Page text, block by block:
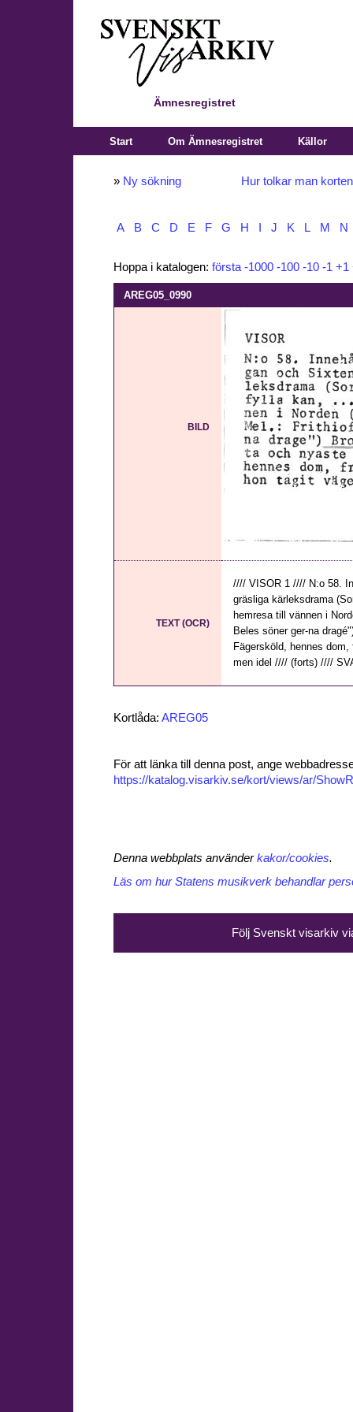
Ämnesregistret
Start Om Ämnesregistret Källor
» Ny sökning Hur tolkar man
A B C D E F G H J K L M N
Hoppa i katalogen: första -1000 -100 -10 -1 +1
AREG05_0990
BILD
TEXT (OCR)
//// VISOR 1 //// N:o 58.
gräsliga kärleksdrama
hemresa till vännen i
Beles söner ger-na
Fägersköld, hennes
men idel //// (forts) ////
Kortlåda: AREG05
För att länka till denna post, ange
https://katalog.visarkiv.se/kort/views/ar/
Denna webbplats använderkakor/cookies.
Läs om hur Statens musikverk behandlar
Följ Svenskt visarkiv